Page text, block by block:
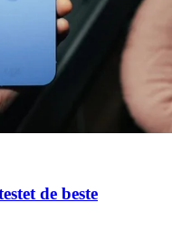
de beste